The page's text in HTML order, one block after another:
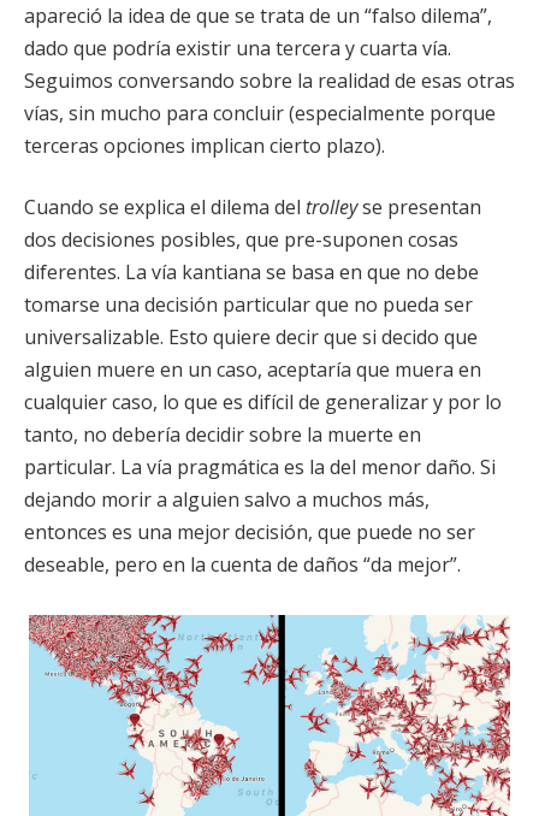
apareció la idea de que se trata de un “falso dilema”,
dado que podría existir una tercera y cuarta vía.
Seguimos conversando sobre la realidad de esas otras
vías, sin mucho para concluir (especialmente porque
terceras opciones implican cierto plazo).
Cuando se explica el dilema del trolleyse presentan
dos decisiones posibles, que pre-suponen cosas
diferentes. La vía kantiana se basa en que no debe
tomarse una decisión particular que no pueda ser
universalizable. Esto quiere decir que si decido que
alguien muere en un caso, aceptaría que muera en
cualquier caso, lo que es difícil de generalizar y por lo
tanto, no debería decidir sobre la muerte en
particular. La vía pragmática es la del menor daño. Si
dejando morir a alguien salvo a muchos más,
entonces es una mejor decisión, que puede no ser
deseable, pero en la cuenta de daños “da mejor”.